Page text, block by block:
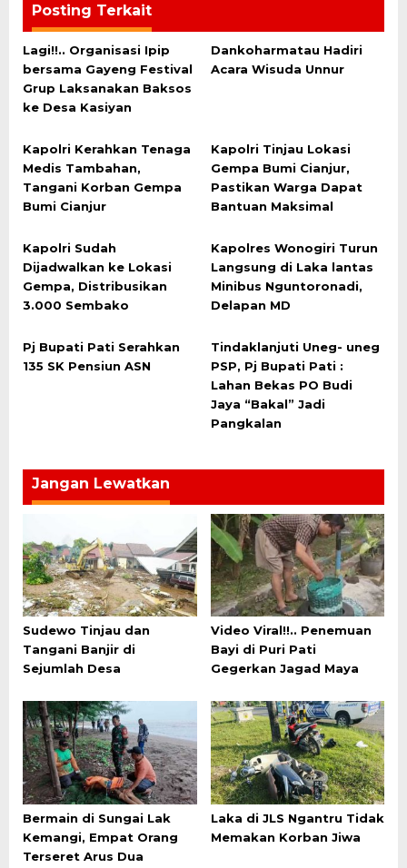
Posting Terkait
Lagi!!.. Organisasi Ipip
bersama Gayeng Festival
Grup Laksanakan Baksos
ke Desa Kasiyan
Dankoharmatau Hadiri
Acara Wisuda Unnur
Kapolri Kerahkan Tenaga
Medis Tambahan,
Tangani Korban Gempa
Bumi Cianjur
Kapolri Tinjau Lokasi
Gempa Bumi Cianjur,
Pastikan Warga Dapat
Bantuan Maksimal
Kapolri Sudah
Dijadwalkan ke Lokasi
Gempa, Distribusikan
3.000 Sembako
Kapolres Wonogiri Turun
Langsung di Laka lantas
Minibus Nguntoronadi,
Delapan MD
Pj Bupati Pati Serahkan
135 SK Pensiun ASN
Tindaklanjuti Uneg- uneg
PSP, Pj Bupati Pati :
Lahan Bekas PO Budi
Jaya “Bakal” Jadi
Pangkalan
Jangan Lewatkan
Sudewo Tinjau dan
Tangani Banjir di
Sejumlah Desa
Video Viral!!.. Penemuan
Bayi di Puri Pati
Gegerkan Jagad Maya
Bermain di Sungai Lak
Kemangi, Empat Orang
Terseret Arus Dua
Laka di JLS Ngantru Tidak
Memakan Korban Jiwa